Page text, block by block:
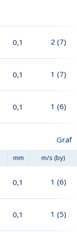
0,1 2 (7)
0,1 1 (7)
0,1 1 (6)
Graf
mm m/s (by)
0,1 1 (6)
0,1 1 (5)